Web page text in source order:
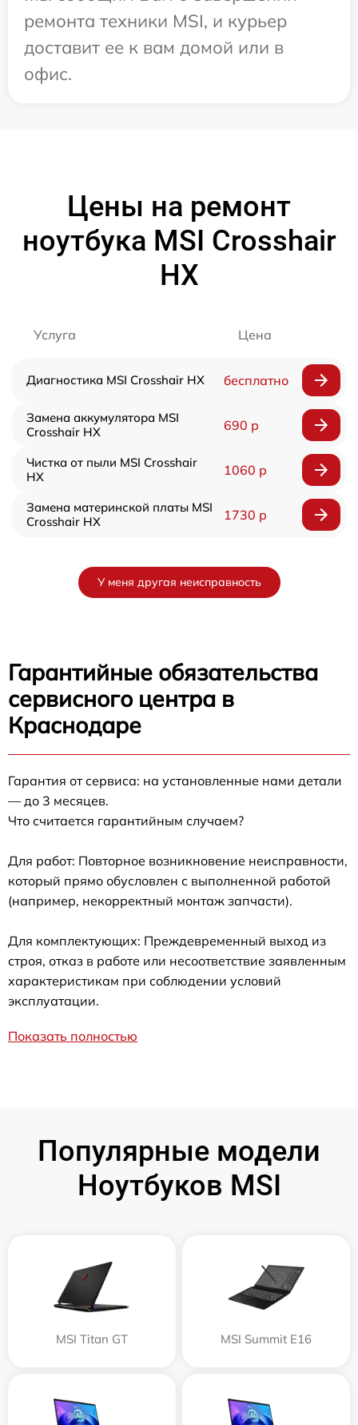
ремонта техники MSI, и курьер
доставит ее к вам домой или в
офис.
Цены на ремонт
ноутбука MSI Crosshair
HX
Услуга Цена
Диагностика MSI Crosshair HX бесплатно
Замена аккумулятора MSI
Crosshair HX
690 р
Чистка от пыли MSI Crosshair
HX
1060 р
Замена материнской платы MSI
Crosshair HX
1730 р
У меня другая неисправность
Гарантийные обязательства
сервисного центра в
Краснодаре
Гарантия от сервиса: на установленные нами детали
— до 3 месяцев.
Что считается гарантийным случаем?
Для работ: Повторное возникновение неисправности,
который прямо обусловлен с выполненной работой
(например, некорректный монтаж запчасти).
Для комплектующих: Преждевременный выход из
строя, отказ в работе или несоответствие заявленным
характеристикам при соблюдении условий
эксплуатации.
Показать полностью
Популярные модели
Ноутбуков MSI
MSI Titan GT MSI Summit E16